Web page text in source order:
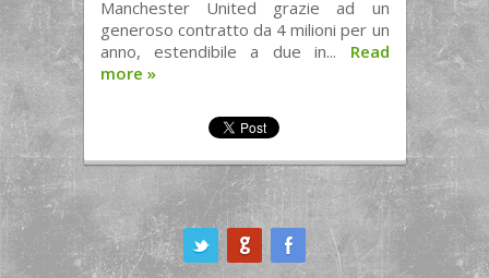
Manchester United grazie ad un
generoso contratto da 4 milioni per un
anno, estendibile a due in... Read
more »